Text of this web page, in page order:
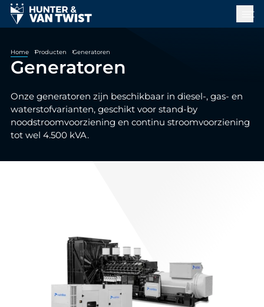
Home Producten Generatoren
Generatoren
Onze generatoren zijn beschikbaar in diesel-, gas- en
waterstofvarianten, geschikt voor stand-by
noodstroomvoorziening en continu stroomvoorziening
tot wel 4.500 kVA.